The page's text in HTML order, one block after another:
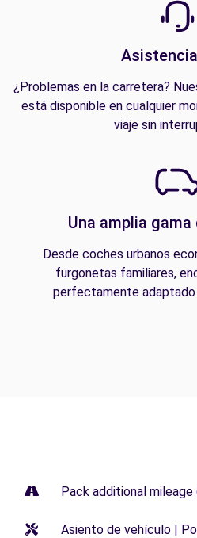
¿Problemas en la carretera?
está disponible en cualquier
viaje sin
Una amplia
Desde coches urbanos
furgonetas familiares,
perfectamente adaptado
Pack additional mileage
Asiento de vehículo |